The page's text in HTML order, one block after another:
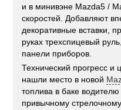
и в минивэне Mazda5 /
скоростей. Добавляют
декоративные вставки,
руках трехспицевый
панели приборов.
Технический прогресс и
нашли место в новой
топлива в баке
привычному